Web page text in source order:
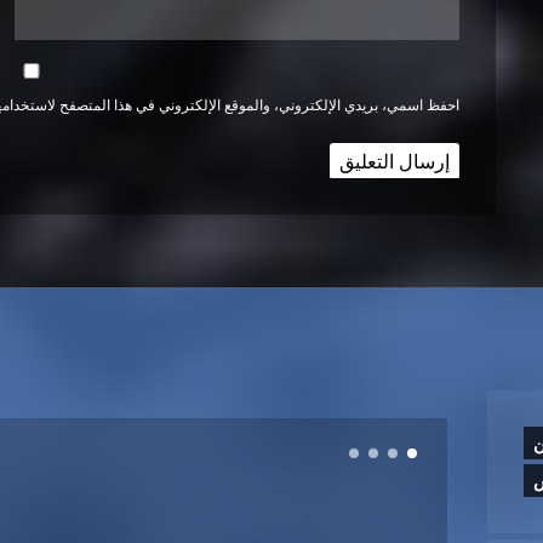
احفظ اسمي، بريدي الإلكتروني، والموقع الإلكتروني في هذا المتصفح